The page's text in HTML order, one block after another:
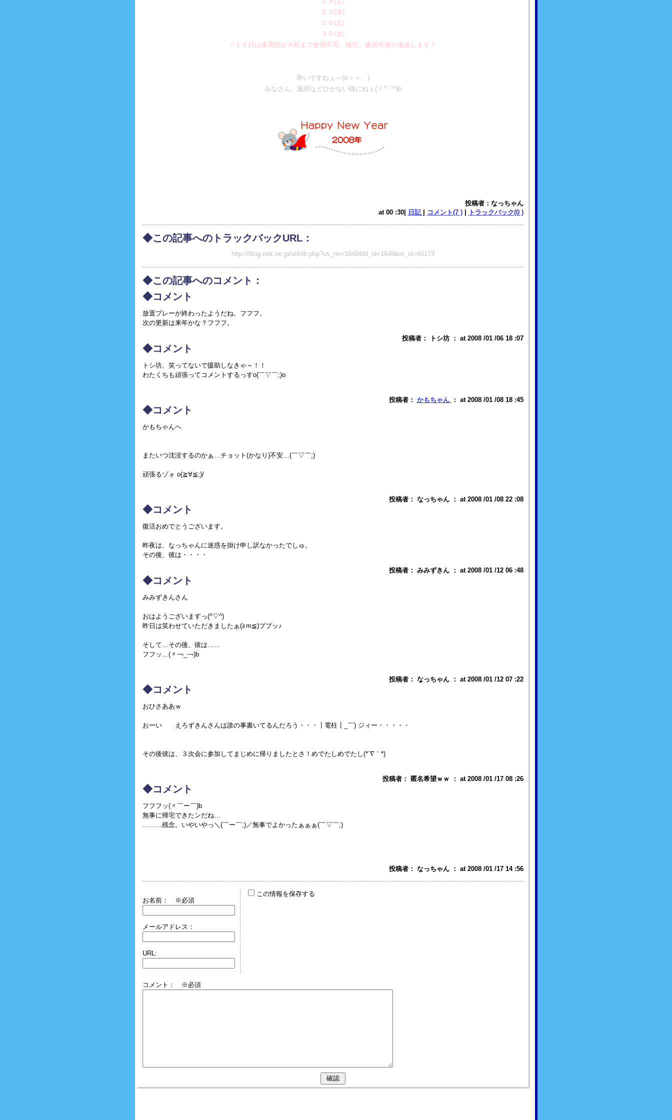
２３(水)
２６(土)
３０(水)
※１６日は体育館が８時まで使用不可。後日、練習有無の連絡します！
寒いですねぇ～(σ＞＜。)
みなさん、風邪などひかない様にねぇ(〃^▽^)b
投稿者：なっちゃん
at 00 :30|
日記 コメント(7 )| トラックバック(0 )
◆この記事へのトラックバックURL：
http://blog.nsk.ne.jp/util/tb.php?us_no=1649&bl_id=1649&et_id=60173
◆この記事へのコメント：
◆コメント
放置プレーが終わったようだね。フフフ。
次の更新は来年かな？フフフ。
投稿者： トシ坊 ： at 2008 /01 /06 18 :07
◆コメント
トシ坊、笑ってないで援助しなきゃ～！！
わたくちも頑張ってコメントするっすo(￣▽￣;)o
投稿者： かもちゃん ： at 2008 /01 /08 18 :45
◆コメント
かもちゃんへ
またいつ沈没するのかぁ…チョット(かなり)不安…(￣▽￣;)
頑張るゾォ o(≧∀≦;)/
投稿者： なっちゃん ： at 2008 /01 /08 22 :08
◆コメント
復活おめでとうございます。
昨夜は、なっちゃんに迷惑を掛け申し訳なかったでしゅ。
その後、彼は・・・・
投稿者： みみずきん ： at 2008 /01 /12 06 :48
◆コメント
みみずきんさん
おはようございますっ(^▽^)
昨日は笑わせていただきましたぁ(≧m≦)ププッ♪
そして…その後、彼は……
フフッ…(〃￢_￢)b
投稿者： なっちゃん ： at 2008 /01 /12 07 :22
◆コメント
おひさああｗ
おーい えろずきんさんは誰の事書いてるんだろう・・・┃電柱┃_￣) ジィー・・・・・
その後彼は、３次会に参加してまじめに帰りましたとさ！めでたしめでたし(*´∇｀*)
投稿者： 匿名希望ｗｗ ： at 2008 /01 /17 08 :26
◆コメント
フフフッ(〃￣ー￣)b
無事に帰宅できたンだね…
………残念。いやいやっ＼(￣ー￣;)／無事でよかったぁぁぁ(￣▽￣;)
投稿者： なっちゃん ： at 2008 /01 /17 14 :56
お名前： ※必須
メールアドレス：
URL:
この情報を保存する
コメント： ※必須